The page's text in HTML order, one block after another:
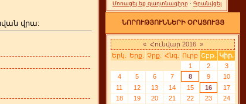
վրա:
Մոռացել եք գաղտնագիրը · Գրանվցել
ՆՈՐՈՒԹՅՈՒՆՆԵՐԻ ՕՐԱՑՈՒՅՑ
« Հունվար 2016 »
Երկ.
Երք. Չրք. Հնգ. Ուրբ Շբթ.
Կիր.
1
2
3
4
5 6 7 8 9
10
11
12 13 14 15 16
17
18
19 20 21 22 23
24